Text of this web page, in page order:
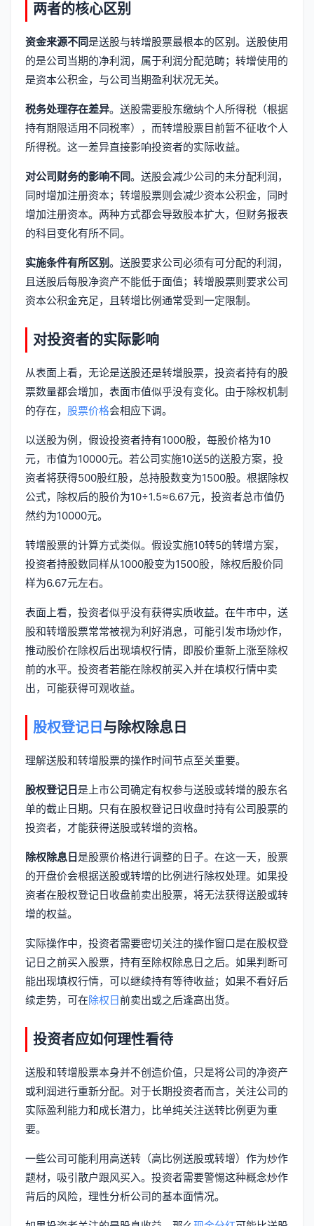
两者的核心区别
资金来源不同是送股与转增股票最根本的区别。送股使用
的是公司当期的净利润，属于利润分配范畴；转增使用的
是资本公积金，与公司当期盈利状况无关。
税务处理存在差异。送股需要股东缴纳个人所得税（根据
持有期限适用不同税率），而转增股票目前暂不征收个人
所得税。这一差异直接影响投资者的实际收益。
对公司财务的影响不同。送股会减少公司的未分配利润，
同时增加注册资本；转增股票则会减少资本公积金，同时
增加注册资本。两种方式都会导致股本扩大，但财务报表
的科目变化有所不同。
实施条件有所区别。送股要求公司必须有可分配的利润，
且送股后每股净资产不能低于面值；转增股票则要求公司
资本公积金充足，且转增比例通常受到一定限制。
对投资者的实际影响
从表面上看，无论是送股还是转增股票，投资者持有的股
票数量都会增加，表面市值似乎没有变化。由于除权机制
的存在， 股票价格会相应下调。
以送股为例，假设投资者持有1000股，每股价格为10
元，市值为10000元。若公司实施10送5的送股方案，投
资者将获得500股红股，总持股数变为1500股。根据除权
公式，除权后的股价为10÷1.5≈6.67元，投资者总市值仍
然约为10000元。
转增股票的计算方式类似。假设实施10转5的转增方案，
投资者持股数同样从1000股变为1500股，除权后股价同
样为6.67元左右。
表面上看，投资者似乎没有获得实质收益。在牛市中，送
股和转增股票常常被视为利好消息，可能引发市场炒作，
推动股价在除权后出现填权行情，即股价重新上涨至除权
前的水平。投资者若能在除权前买入并在填权行情中卖
出，可能获得可观收益。
股权登记日 与除权除息日
理解送股和转增股票的操作时间节点至关重要。
股权登记日是上市公司确定有权参与送股或转增的股东名
单的截止日期。只有在股权登记日收盘时持有公司股票的
投资者，才能获得送股或转增的资格。
除权除息日是股票价格进行调整的日子。在这一天，股票
的开盘价会根据送股或转增的比例进行除权处理。如果投
资者在股权登记日收盘前卖出股票，将无法获得送股或转
增的权益。
实际操作中，投资者需要密切关注的操作窗口是在股权登
记日之前买入股票，持有至除权除息日之后。如果判断可
能出现填权行情，可以继续持有等待收益；如果不看好后
续走势，可在除权日前卖出或之后逢高出货。
投资者应如何理性看待
送股和转增股票本身并不创造价值，只是将公司的净资产
或利润进行重新分配。对于长期投资者而言，关注公司的
实际盈利能力和成长潜力，比单纯关注送转比例更为重
要。
一些公司可能利用高送转（高比例送股或转增）作为炒作
题材，吸引散户跟风买入。投资者需要警惕这种概念炒作
背后的风险，理性分析公司的基本面情况。